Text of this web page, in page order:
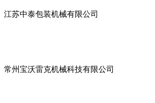
江苏中泰包装机械有限公司
常州宝沃雷克机械科技有限公司